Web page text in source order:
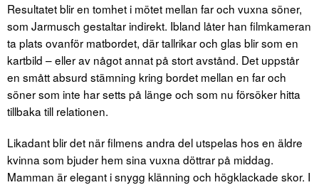
Resultatet blir en tomhet i mötet mellan far och vuxna söner,
som Jarmusch gestaltar indirekt. Ibland låter han filmkameran
ta plats ovanför matbordet, där tallrikar och glas blir som en
kartbild – eller av något annat på stort avstånd. Det uppstår
en smått absurd stämning kring bordet mellan en far och
söner som inte har setts på länge och som nu försöker hitta
tillbaka till relationen.
Likadant blir det när filmens andra del utspelas hos en äldre
kvinna som bjuder hem sina vuxna döttrar på middag.
Mamman är elegant i snygg klänning och högklackade skor. I